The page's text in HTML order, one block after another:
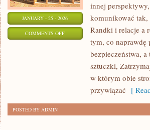
JANUARY - 25 - 2026
COMMENTS OFFON
RANDKOWANIE
OSOBOWOŚĆ
innej
komunikować tak,
Randki i relacje a
tym, co naprawdę
bezpieczeństwa,
sztuczki,
w którym obie
przywiązać [
POSTED BY ADMIN